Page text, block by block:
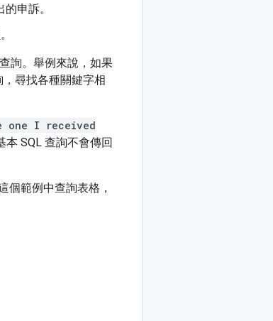
申訴。
詢。舉例來說，如果
尋找各種關鍵字相
one I received
本 SQL 查詢不會傳回
個範例中查詢表格，